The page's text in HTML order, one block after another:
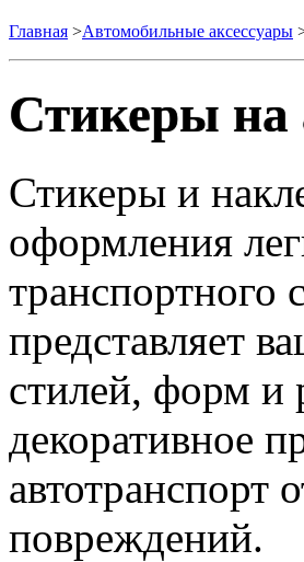
Главная >Автомобильные аксессуары
Стикеры на
Стикеры и
оформления
транспортного
представляет
стилей, форм и
декоративное
повреждений.